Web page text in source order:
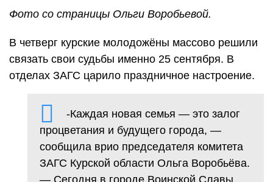
Фото со страницы Ольги Воробьевой.
В четверг курские молодожёны массово решили
связать свои судьбы именно 25 сентября. В
отделах ЗАГС царило праздничное настроение.
-Каждая новая семья — это залог
процветания и будущего города, —
сообщила врио председателя комитета
ЗАГС Курской области Ольга Воробьёва.
— Сегодня в городе Воинской Славы